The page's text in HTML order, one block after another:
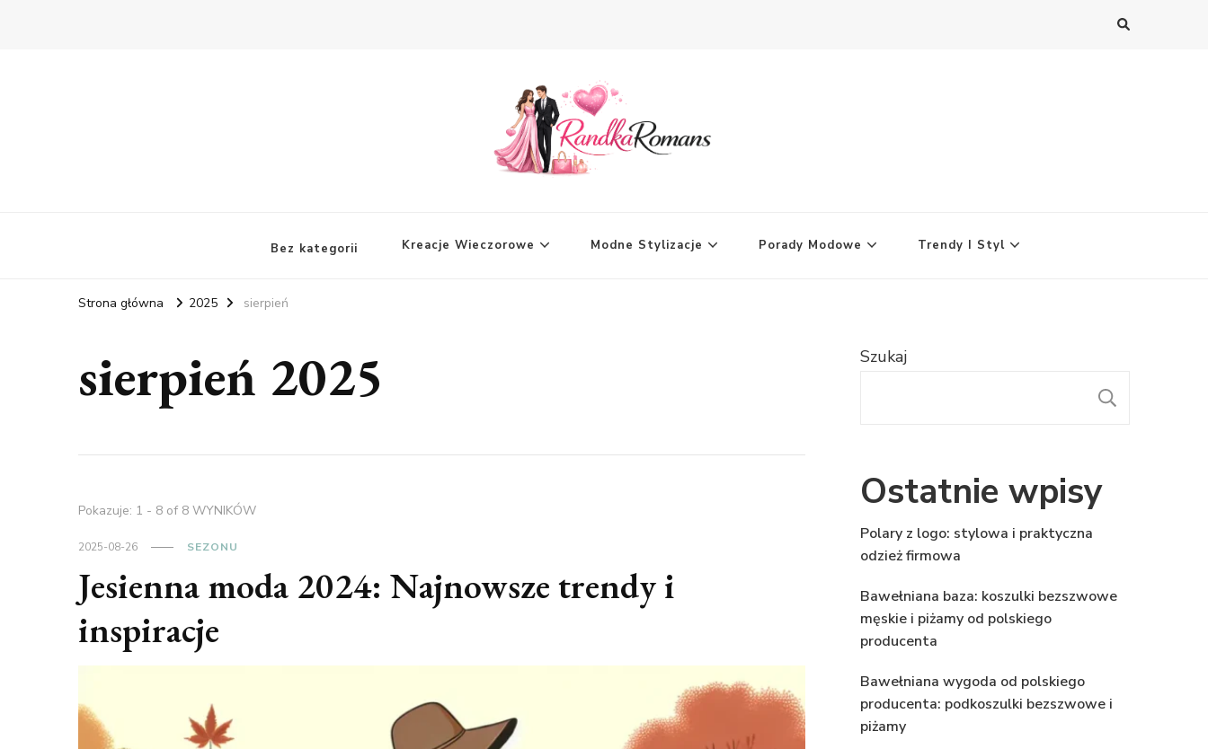
Bez kategorii Kreacje Wieczorowe Modne Stylizacje Porady Modowe Trendy I Styl
Strona główna 2025 sierpień
sierpień 2025
Pokazuje: 1 - 8 of 8 WYNIKÓW
2025-08-26 SEZONU
Jesienna moda 2024: Najnowsze trendy i
inspiracje
Szukaj
Ostatnie wpisy
Polary z logo: stylowa i praktyczna
odzież firmowa
Bawełniana baza: koszulki bezszwowe
męskie i piżamy od polskiego
producenta
Bawełniana wygoda od polskiego
producenta: podkoszulki bezszwowe i
piżamy